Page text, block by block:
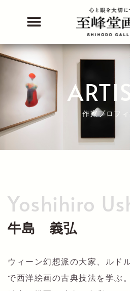
キ
作家プロフ
Yoshihiro
牛島 義弘
ウィーン幻想派の大家、ルド
で西洋絵画の古典技法を学ぶ。